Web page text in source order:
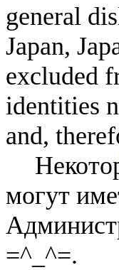
general
Japan,
excluded
identities
and,
могут
=^_^=.